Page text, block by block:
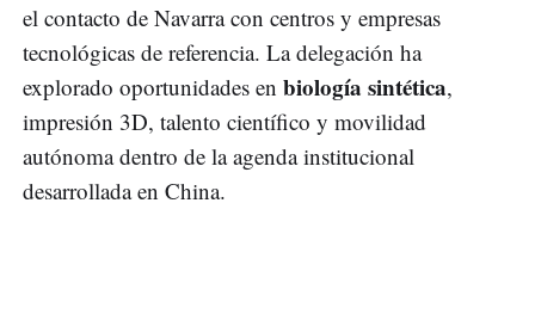
el contacto de Navarra con centros y empresas
tecnológicas de referencia. La delegación ha
explorado oportunidades en biología sintética,
impresión 3D, talento científico y movilidad
autónoma dentro de la agenda institucional
desarrollada en China.